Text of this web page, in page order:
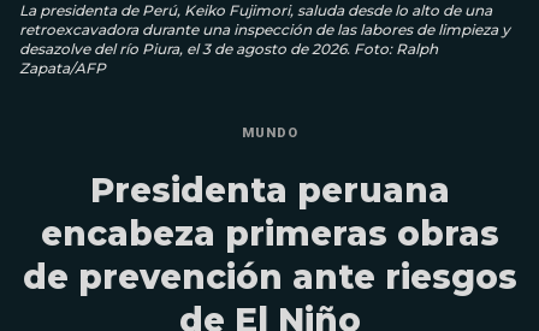
La presidenta de Perú, Keiko Fujimori, saluda desde lo alto de una
retroexcavadora durante una inspección de las labores de limpieza y
desazolve del río Piura, el 3 de agosto de 2026. Foto: Ralph
Zapata/AFP
MUNDO
Presidenta peruana
encabeza primeras obras
de prevención ante riesgos
de El Niño